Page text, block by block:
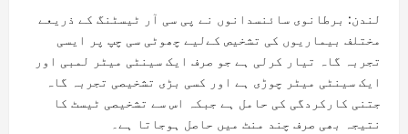
لندن: برطانوی سائنسدانوں نے پی سی آر ٹیسٹنگ کے ذریعے
مختلف بیماریوں کی تشخیص کےلیے چھوٹی سی چپ پر ایسی
تجربہ گاہ تیار کرلی ہے جو صرف ایک سینٹی میٹر لمبی اور
ایک سینٹی میٹر چوڑی ہے اور کسی بڑی تشخیصی تجربہ گاہ
جتنی کارکردگی کی حامل ہے جبکہ اس سے تشخیصی ٹیسٹ کا
نتیجہ بھی صرف چند منٹ میں حاصل ہوجاتا ہے۔